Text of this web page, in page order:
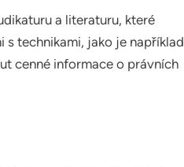
a literaturu, které
s technikami, jako je například
cenné informace o právních